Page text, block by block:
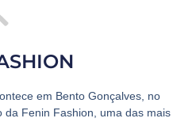
em Bento Gonçalves , no
da Fenin Fashion , uma das mais